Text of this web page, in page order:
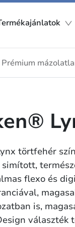
Prémium
törtfehér
flexo és
is,
választék